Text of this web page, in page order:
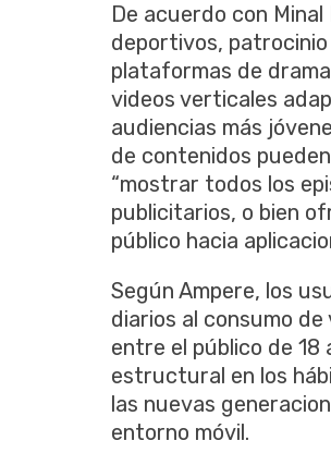
De acuerdo con
deportivos, patrocinio
plataformas de
videos verticales
audiencias más
de contenidos
“mostrar todos los
publicitarios, o bien
público hacia
Según Ampere, los
diarios al consumo
entre el público de
estructural en los
las nuevas
entorno móvil.